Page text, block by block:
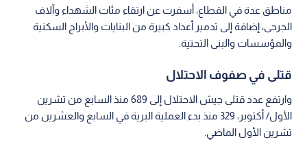
مناطق عدة في القطاع، أسفرت عن ارتقاء مئات الشهداء وآلاف
الجرحى، إضافة إلى تدمير أعداد كبيرة من البنايات والأبراج السكنية
والمؤسسات والبنى التحتية.
قتلى في صفوف الاحتلال
وارتفع عدد قتلى جيش الاحتلال إلى 689 منذ السابع من تشرين
الأول/ أكتوبر، 329 منذ بدء العملية البرية في السابع والعشرين من
تشرين الأول الماضي.